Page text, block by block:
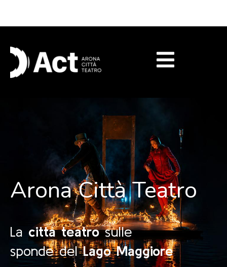
Arona Città Teatro
La città teatrosulle
sponde delLago Maggiore